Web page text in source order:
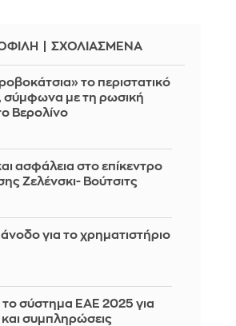
ΣΧΟΛΙΑΣΜΕΝΑ
το περιστατικό
σύμφωνα με τη ρωσική
Βερολίνο
ασφάλεια στο επίκεντρο
Ζελένσκι- Βούτσιτς
άνοδο για το χρηματιστήριο
το σύστημα ΕΑΕ 2025 για
συμπληρώσεις